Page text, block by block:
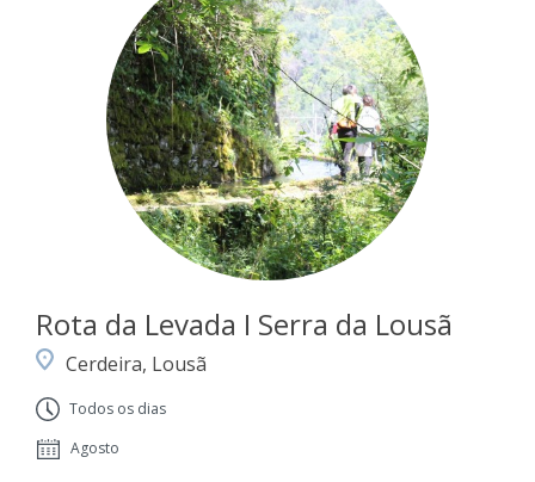
Rota da Levada I Serra da Lousã
Cerdeira, Lousã
Todos os dias
Agosto